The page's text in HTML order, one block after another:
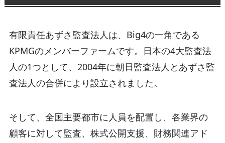
有限責任あずさ監査法人は、Big4の一角である
KPMGのメンバーファームです。日本の4大監査法
人の1つとして、2004年に朝日監査法人とあずさ監
査法人の合併により設立されました。
そして、全国主要都市に人員を配置し、各業界の
顧客に対して監査、株式公開支援、財務関連アド